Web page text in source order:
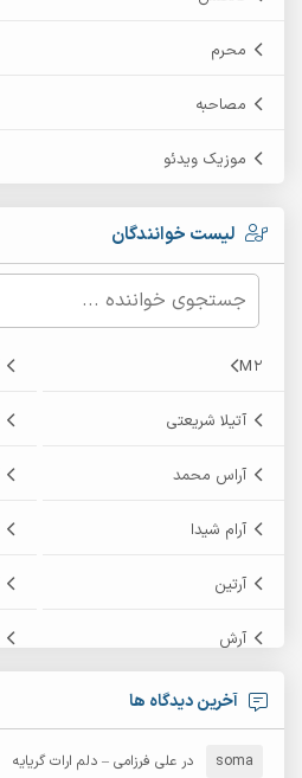
محرم
مصاحبه
موزیک ویدئو
لیست خوانندگان
M2
آتیلا شریعتی
آراس محمد
آرام شیدا
آرتین
آرش
آرش امامی
آخرین دیدگاه ها
soma در علی فرزامی – دلم ارات گریایه